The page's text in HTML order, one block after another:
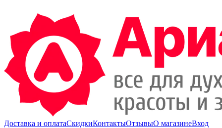
Доставка и оплатаСкидкиКонтактыОтзывыО магазинеВход